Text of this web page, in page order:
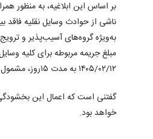
بر اساس این ابلاغیه، به منظور
ناشی از حوادث وسایل نقلیه
۱۴۰۵/۰۲/۱۲ به مدت ۱۵روز، مشمول بخشودگی خواهد بود.
گفتنی است که اعمال این
خواهد بود.